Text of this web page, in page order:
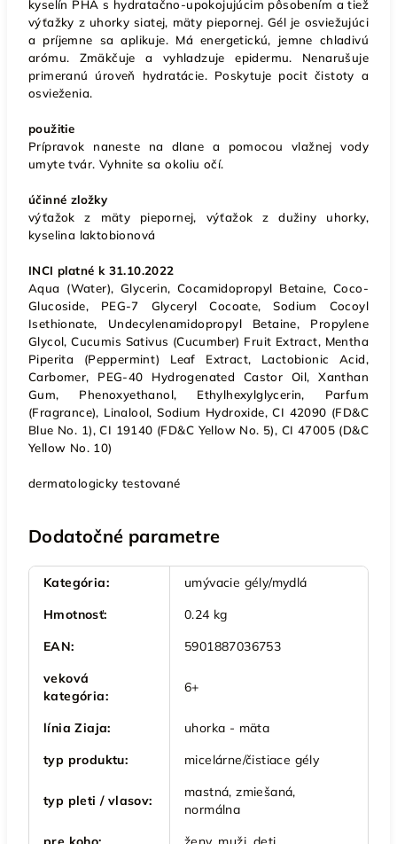
kyselín PHA s hydratačno-upokojujúcim pôsobením a tiež
výťažky z uhorky siatej, mäty piepornej. Gél je osviežujúci
a príjemne sa aplikuje. Má energetickú, jemne chladivú
arómu. Zmäkčuje a vyhladzuje epidermu. Nenarušuje
primeranú úroveň hydratácie. Poskytuje pocit čistoty a
osvieženia.
použitie
Prípravok naneste na dlane a pomocou vlažnej vody
umyte tvár. Vyhnite sa okoliu očí.
účinné zložky
výťažok z mäty piepornej, výťažok z dužiny uhorky,
kyselina laktobionová
INCI platné k 31.10.2022
Aqua (Water), Glycerin, Cocamidopropyl Betaine, Coco-
Glucoside, PEG-7 Glyceryl Cocoate, Sodium Cocoyl
Isethionate, Undecylenamidopropyl Betaine, Propylene
Glycol, Cucumis Sativus (Cucumber) Fruit Extract, Mentha
Piperita (Peppermint) Leaf Extract, Lactobionic Acid,
Carbomer, PEG-40 Hydrogenated Castor Oil, Xanthan
Gum, Phenoxyethanol, Ethylhexylglycerin, Parfum
(Fragrance), Linalool, Sodium Hydroxide, CI 42090 (FD&C
Blue No. 1), CI 19140 (FD&C Yellow No. 5), CI 47005 (D&C
Yellow No. 10)
dermatologicky testované
Dodatočné parametre
Kategória:
umývacie gély/mydlá
Hmotnosť:
0.24 kg
EAN:
5901887036753
veková
kategória:
6+
línia Ziaja:
uhorka - mäta
typ produktu: micelárne/čistiace gély
typ pleti / vlasov:
mastná, zmiešaná,
normálna